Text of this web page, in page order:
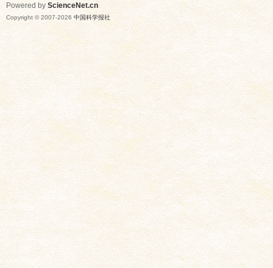
Powered by ScienceNet.cn
Copyright © 2007-2026 中国科学报社